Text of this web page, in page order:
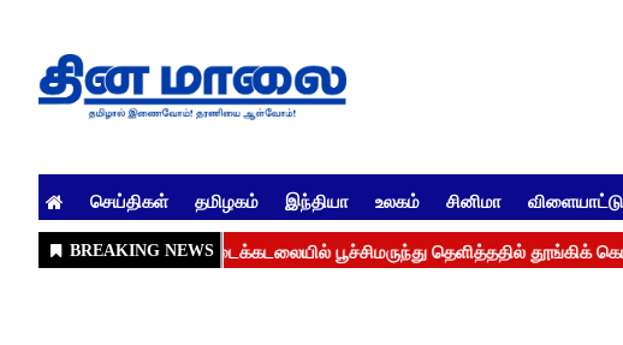
செய்திகள் தமிழகம் இந்தியா உலகம் சினிமா விளையாட்டு